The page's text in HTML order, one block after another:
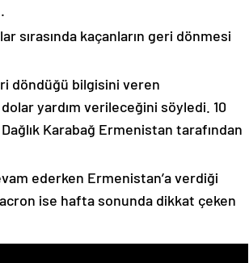
sırasında kaçanların geri dönmesi
döndüğü bilgisini veren
yardım verileceğini söyledi. 10
Karabağ Ermenistan tarafından
ederken Ermenistan’a verdiği
ise hafta sonunda dikkat çeken